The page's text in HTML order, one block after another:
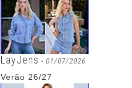
LayJens - 01/07/2026
Verão 26/27